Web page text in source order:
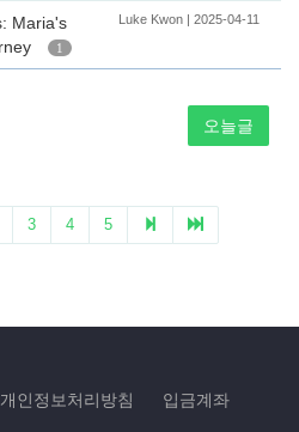
개인정보처리방침 입금계좌